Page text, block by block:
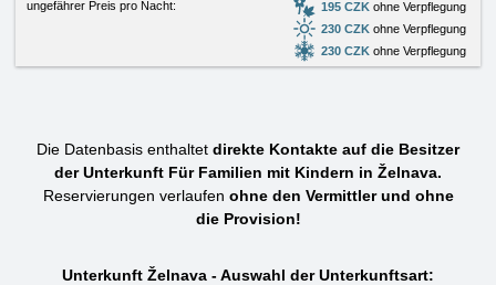
ungefährer Preis pro Nacht: 195 CZK ohne Verpflegung
230 CZK ohne Verpflegung
230 CZK ohne Verpflegung
Die Datenbasis enthaltet direkte Kontakte auf die Besitzer
der Unterkunft Für Familien mit Kindern in Želnava.
Reservierungen verlaufen ohne den Vermittler und ohne
die Provision!
Unterkunft Želnava - Auswahl der Unterkunftsart: